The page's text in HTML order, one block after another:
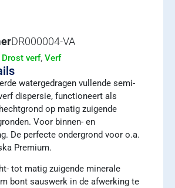
DR000004-VA
Drost verf, Verf
watergedragen vullende semi-
dispersie, functioneert als
op matig zuigende
Voor binnen- en
De perfecte ondergrond voor o.a.
Premium.
tot matig zuigende minerale
bont sauswerk in de afwerking te